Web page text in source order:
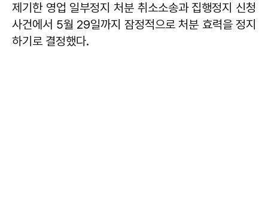
제기한 영업 일부정지 처분 취소소송과 집행정지 신청
사건에서 5월 29일까지 잠정적으로 처분 효력을 정지
하기로 결정했다.